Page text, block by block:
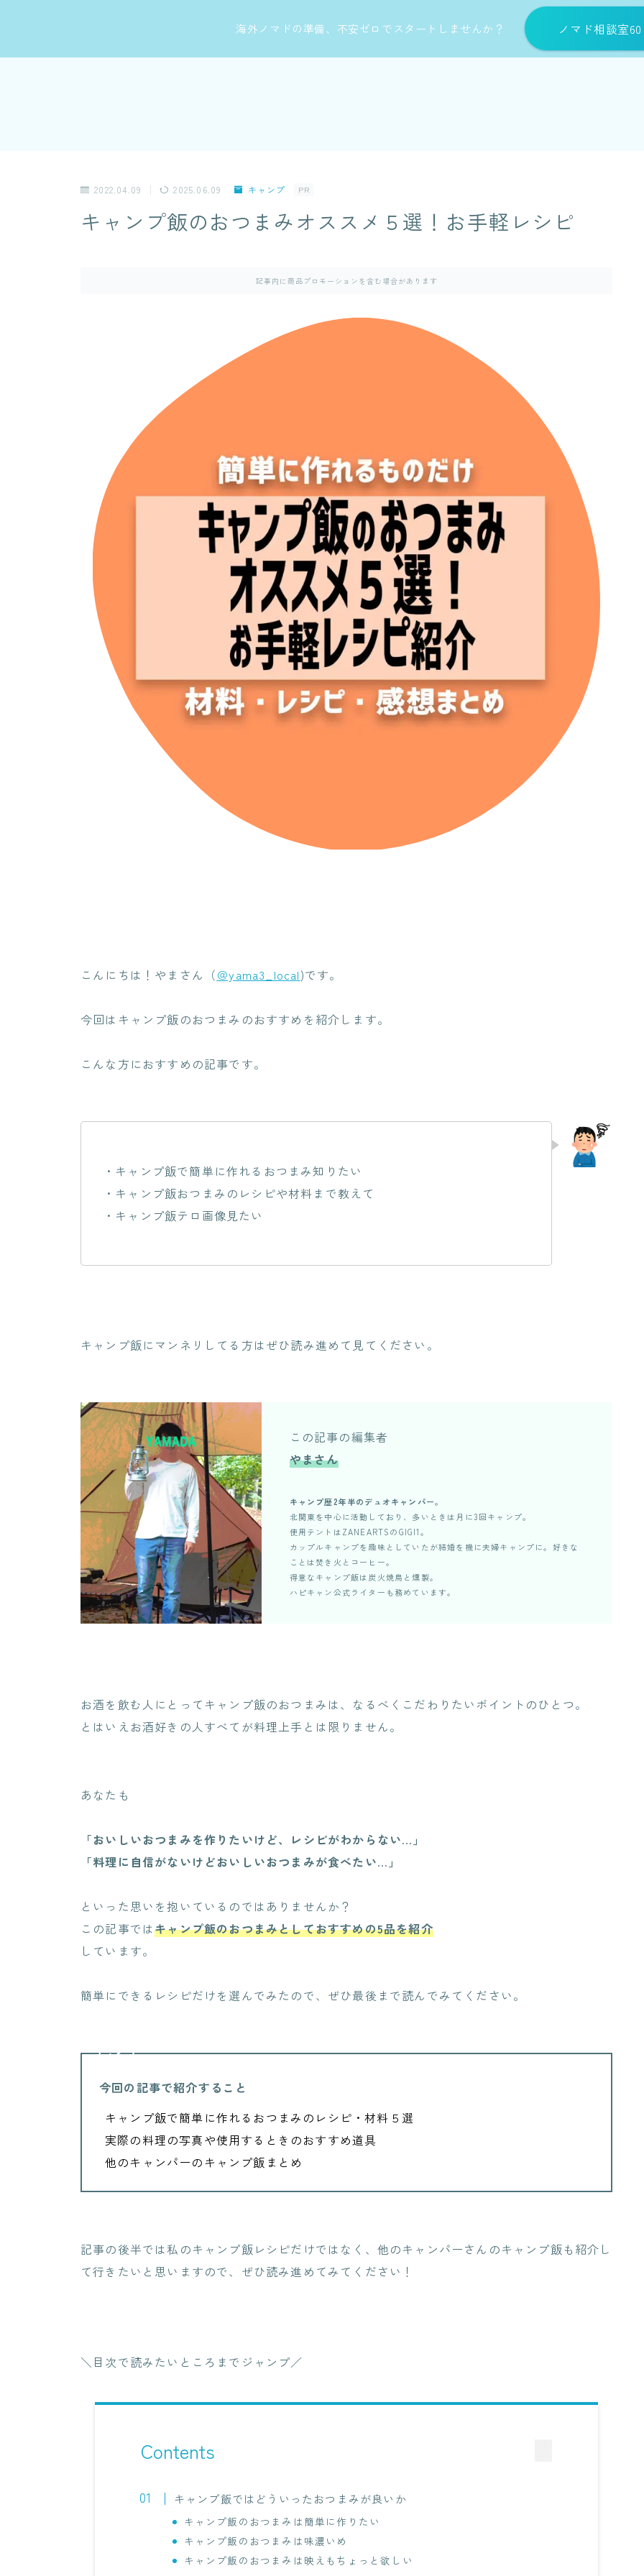
海外ノマドの準備、不安ゼロでスタートしませんか？ ノマド相談室
2022.04.09 2025.06.09 キャンプ PR
キャンプ飯のおつまみオススメ５選！お手軽レシピ
記事内に商品プロモーションを含む場合があります
こんにちは！やまさん（＠yama3_local)です。
今回はキャンプ飯のおつまみのおすすめを紹介します。
こんな方におすすめの記事です。
・キャンプ飯で簡単に作れるおつまみ知りたい
・キャンプ飯おつまみのレシピや材料まで教えて
・キャンプ飯テロ画像見たい
キャンプ飯にマンネリしてる方はぜひ読み進めて見てください。
この記事の編集者
やまさん
キャンプ歴2年半のデュオキャンパー。
北関東を中心に活動しており、多いときは月に3回キャンプ。
使用テントはZANEARTSのGIGI1。
カップルキャンプを趣味としていたが結婚を機に夫婦キャンプに。好きな
ことは焚き火とコーヒー。
得意なキャンプ飯は炭火焼鳥と燻製。
ハピキャン公式ライターも務めています。
お酒を飲む人にとってキャンプ飯のおつまみは、なるべくこだわりたいポイントのひとつ。
とはいえお酒好きの人すべてが料理上手とは限りません。
あなたも
「おいしいおつまみを作りたいけど、レシピがわからない…」
「料理に自信がないけどおいしいおつまみが食べたい…」
といった思いを抱いているのではありませんか？
この記事ではキャンプ飯のおつまみとしておすすめの5品を紹介
しています。
簡単にできるレシピだけを選んでみたので、ぜひ最後まで読んでみてください。
今回の記事で紹介すること
キャンプ飯で簡単に作れるおつまみのレシピ・材料５選
実際の料理の写真や使用するときのおすすめ道具
他のキャンパーのキャンプ飯まとめ
記事の後半では私のキャンプ飯レシピだけではなく、他のキャンパーさんのキャンプ飯も紹介し
て行きたいと思いますので、ぜひ読み進めてみてください！
＼目次で読みたいところまでジャンプ／
Contents
キャンプ飯ではどういったおつまみが良いか
キャンプ飯のおつまみは簡単に作りたい
キャンプ飯のおつまみは味濃いめ
キャンプ飯のおつまみは映えもちょっと欲しい